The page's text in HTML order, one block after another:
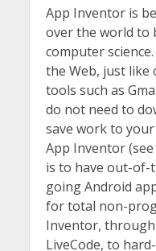
App Inventor is
over the world to
computer
the Web, just
tools such as
do not need to
save work to
App Inventor
is to have out-of-
going Android
for total non-
Inventor,
LiveCode, to